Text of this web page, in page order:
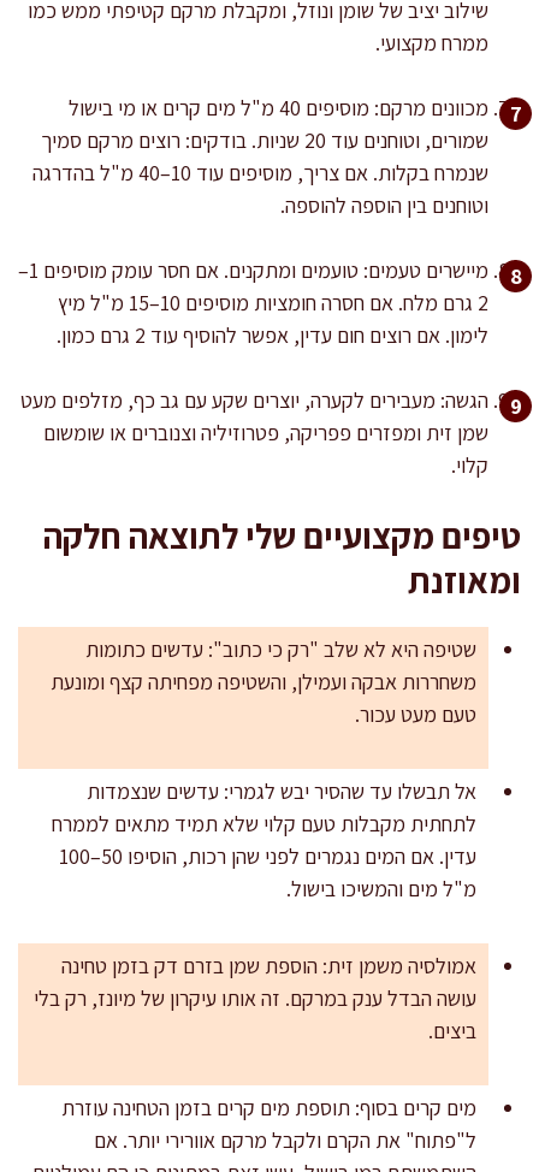
שילוב יציב של שומן ונוזל, ומקבלת מרקם קטיפתי ממש כמו
ממרח מקצועי.
מכוונים מרקם: מוסיפים 40 מ"ל מים קרים או מי בישול
שמורים, וטוחנים עוד 20 שניות. בודקים: רוצים מרקם סמיך
שנמרח בקלות. אם צריך, מוסיפים עוד 10–40 מ"ל בהדרגה
וטוחנים בין הוספה להוספה.
מיישרים טעמים: טועמים ומתקנים. אם חסר עומק מוסיפים 1–
2 גרם מלח. אם חסרה חומציות מוסיפים 10–15 מ"ל מיץ
לימון. אם רוצים חום עדין, אפשר להוסיף עוד 2 גרם כמון.
הגשה: מעבירים לקערה, יוצרים שקע עם גב כף, מזלפים מעט
שמן זית ומפזרים פפריקה, פטרוזיליה וצנוברים או שומשום
קלוי.
טיפים מקצועיים שלי לתוצאה חלקה
ומאוזנת
שטיפה היא לא שלב "רק כי כתוב": עדשים כתומות
משחררות אבקה ועמילן, והשטיפה מפחיתה קצף ומונעת
טעם מעט עכור.
אל תבשלו עד שהסיר יבש לגמרי: עדשים שנצמדות
לתחתית מקבלות טעם קלוי שלא תמיד מתאים לממרח
עדין. אם המים נגמרים לפני שהן רכות, הוסיפו 50–100
מ"ל מים והמשיכו בישול.
אמולסיה משמן זית: הוספת שמן בזרם דק בזמן טחינה
עושה הבדל ענק במרקם. זה אותו עיקרון של מיונז, רק בלי
ביצים.
מים קרים בסוף: תוספת מים קרים בזמן הטחינה עוזרת
ל"פתוח" את הקרם ולקבל מרקם אוורירי יותר. אם